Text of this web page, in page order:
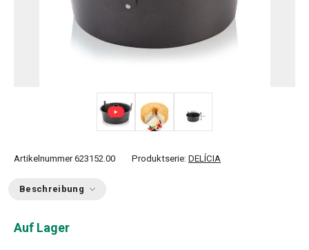
Artikelnummer 623152.00 Produktserie: DELÍCIA
Beschreibung
Auf Lager